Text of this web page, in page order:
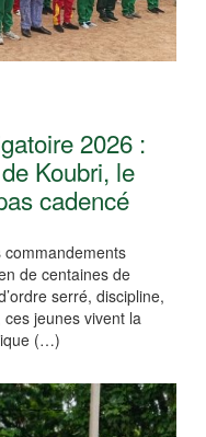
2026 :
Koubri, le
cadencé
commandements
de centaines de
serré, discipline,
jeunes vivent la
(…)